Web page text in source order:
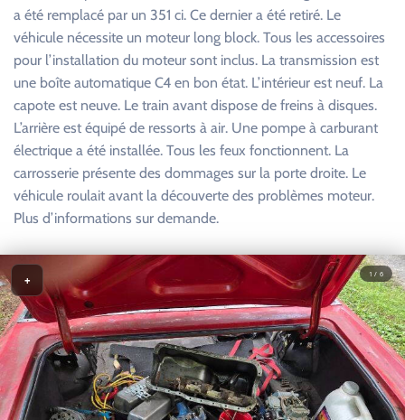
a été remplacé par un 351 ci. Ce dernier a été retiré. Le
véhicule nécessite un moteur long block. Tous les accessoires
pour l’installation du moteur sont inclus. La transmission est
une boîte automatique C4 en bon état. L’intérieur est neuf. La
capote est neuve. Le train avant dispose de freins à disques.
L’arrière est équipé de ressorts à air. Une pompe à carburant
électrique a été installée. Tous les feux fonctionnent. La
carrosserie présente des dommages sur la porte droite. Le
véhicule roulait avant la découverte des problèmes moteur.
Plus d’informations sur demande.
1 / 6
+